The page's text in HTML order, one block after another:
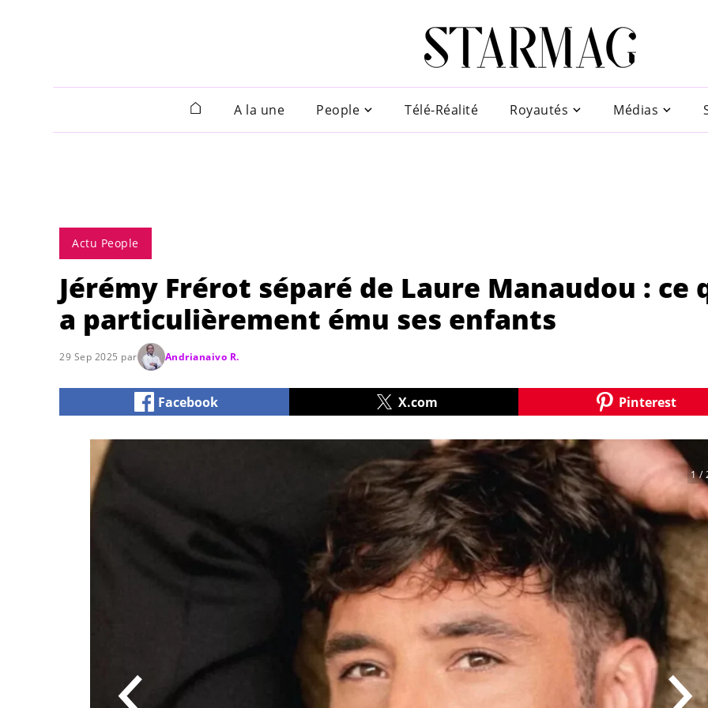
A la une People Télé-Réalité Royautés Médias
Actu People
Jérémy Frérot séparé de Laure Manaudou : ce
a particulièrement ému ses enfants
29 Sep 2025 par Andrianaivo R.
Facebook X.com Pinterest
1 /